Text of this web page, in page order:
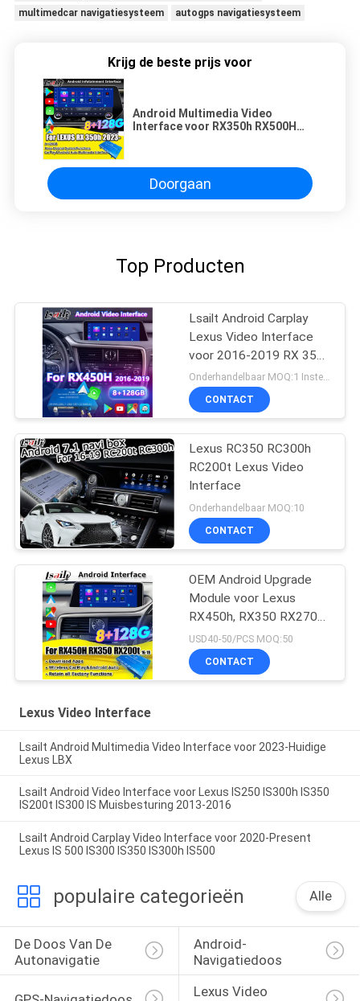
multimedcar navigatiesysteem
autogps navigatiesysteem
Krijg de beste prijs voor
Android Multimedia Video
Interface voor RX350h RX500H
Doorgaan
Top Producten
Lsailt Android Carplay
Lexus Video Interface
voor 2016-2019 RX 350
RX450h RX200t RX350L
RX450L RX300 RX350
Onderhandelbaar MOQ:1 Instellen
CONTACT
Lexus RC350 RC300h
RC200t Lexus Video
Interface
Onderhandelbaar MOQ:10
CONTACT
OEM Android Upgrade
Module voor Lexus
RX450h, RX350 RX270
2016-2021 Integratie
Draadloze CarPlay,
Android Auto, YouTube,
USD40-50/PCS MOQ:50
CONTACT
Lexus Video Interface
Lsailt Android Multimedia Video Interface voor 2023-Huidige
Lexus LBX
Lsailt Android Video Interface voor Lexus IS250 IS300h IS350
IS200t IS300 IS Muisbesturing 2013-2016
Lsailt Android Carplay Video Interface voor 2020-Present
Lexus IS 500 IS300 IS350 IS300h IS500
populaire categorieën Alle
De Doos Van De
Autonavigatie
Android-
Navigatiedoos
Lexus Video